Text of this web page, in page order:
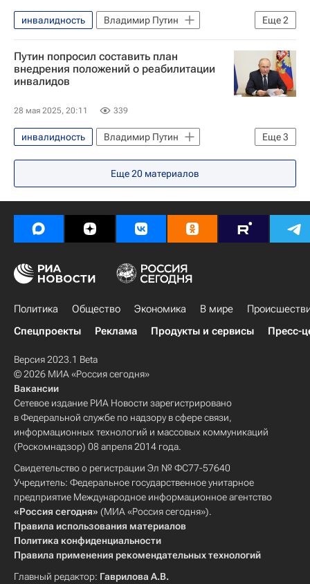
Еще2
инвалидность
Владимир Путин
Спорт
Россия
Путин попросил составить план
внедрения положений о реабилитации
инвалидов
28 мая 2025, 20:11 339
Еще3
инвалидность
Владимир Путин
Общество
Россия
Здоровье - Общество
Еще20 материалов
Политика Общество Экономика В мире
Спецпроекты
Реклама Продукты и сервисы Пресс-
Версия 2023.1 Beta
© 2026 МИА «Россия сегодня»
Вакансии
Сетевое издание РИА Новости зарегистрировано
в Федеральной службе по надзору в сфере связи,
информационных технологий и массовых коммуникаций
(Роскомнадзор) 08 апреля 2014 года.
Свидетельство о регистрации Эл № ФС77-57640
Учредитель: Федеральное государственное унитарное
предприятие Международное информационное агентство
«Россия сегодня» (МИА «Россия сегодня»).
Правила использования материалов
Политика конфиденциальности
Правила применения рекомендательных технологий
Главный редактор: Гаврилова А.В.